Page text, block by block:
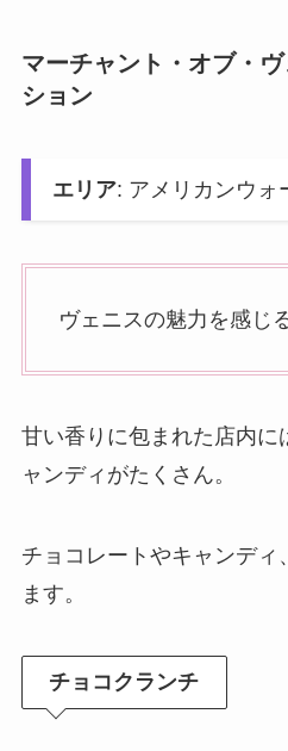
マーチャント・オブ・
ション
エリア: アメリカンウォ
ヴェニスの魅力を感じ
甘い香りに包まれた店内に
ャンディがたくさん。
チョコレートやキャンディ
ます。
チョコクランチ